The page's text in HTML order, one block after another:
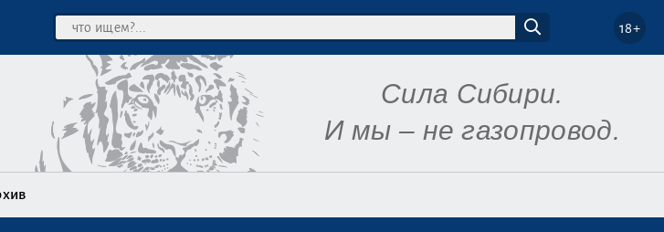
18+
Сила Сибири.
И мы – не газопровод.